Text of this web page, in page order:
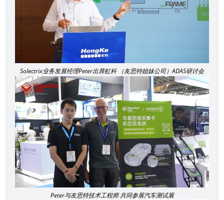
Solectrix业务发展经理Peter出席虹科 （友思特姐妹公司）ADAS研讨会
Peter与友思特技术工程师 共同参展汽车测试展